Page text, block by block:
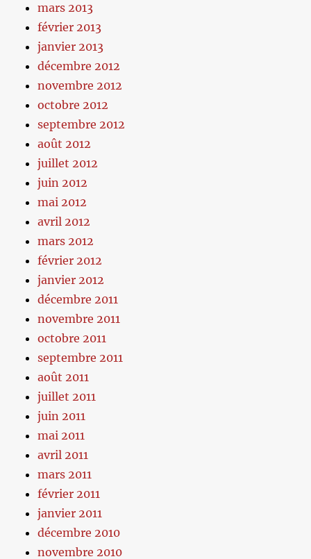
mars 2013
février 2013
janvier 2013
décembre 2012
novembre 2012
octobre 2012
septembre 2012
août 2012
juillet 2012
juin 2012
mai 2012
avril 2012
mars 2012
février 2012
janvier 2012
décembre 2011
novembre 2011
octobre 2011
septembre 2011
août 2011
juillet 2011
juin 2011
mai 2011
avril 2011
mars 2011
février 2011
janvier 2011
décembre 2010
novembre 2010